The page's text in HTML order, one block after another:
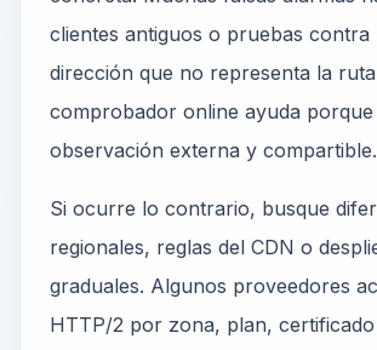
clientes antiguos o pruebas contra
dirección que no representa la
comprobador online ayuda porque
observación externa y compartible.
Si ocurre lo contrario, busque
regionales, reglas del CDN o
graduales. Algunos proveedores
HTTP/2 por zona, plan,